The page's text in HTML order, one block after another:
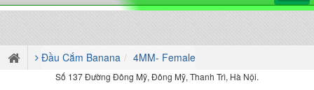
Đầu Cắm Banana 4MM- Female
Số 137 Đường Đông Mỹ, Đông Mỹ, Thanh Trì, Hà Nội.